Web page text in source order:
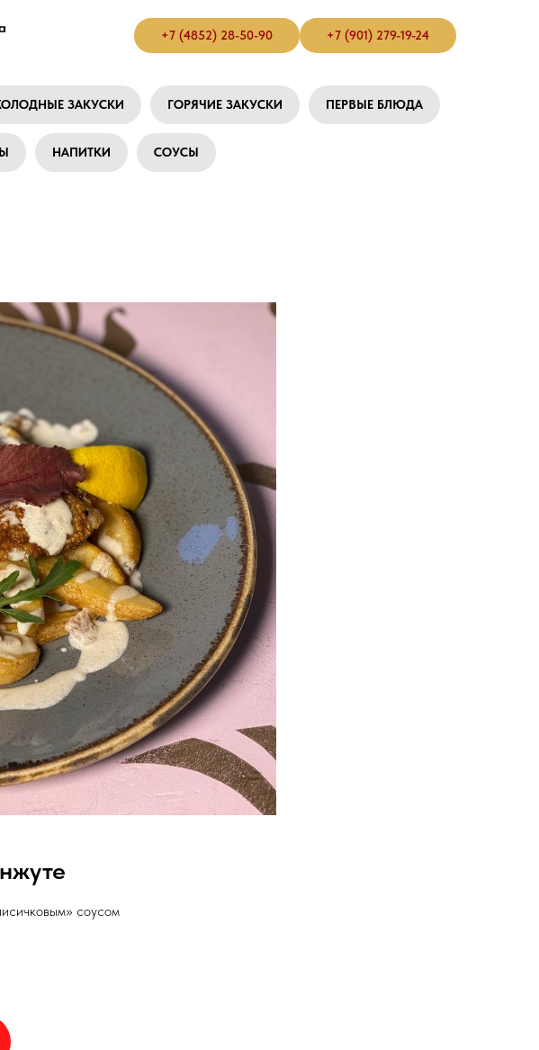
+7 (4852) 28-50-90 +7 (901) 279-19-24
ЗАКУСКИ ГОРЯЧИЕ ЗАКУСКИ ПЕРВЫЕ БЛЮДА
НАПИТКИ СОУСЫ
соусом